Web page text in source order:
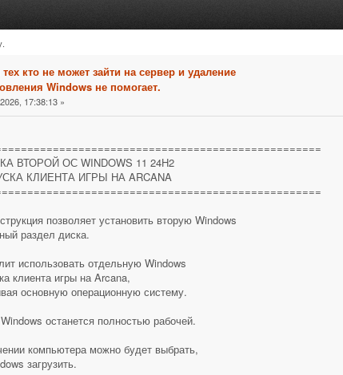
сервер и удаление обновления Windows не помогает.
кто не может зайти на сервер и удаление
Windows не помогает.
17:38:13 »
ВТОРОЙ ОС WINDOWS 11 24H2
КЛИЕНТА ИГРЫ НА ARCANA
позволяет установить вторую Windows
раздел диска.
использовать отдельную Windows
клиента игры на Arcana,
основную операционную систему.
останется полностью рабочей.
компьютера можно будет выбрать,
загрузить.